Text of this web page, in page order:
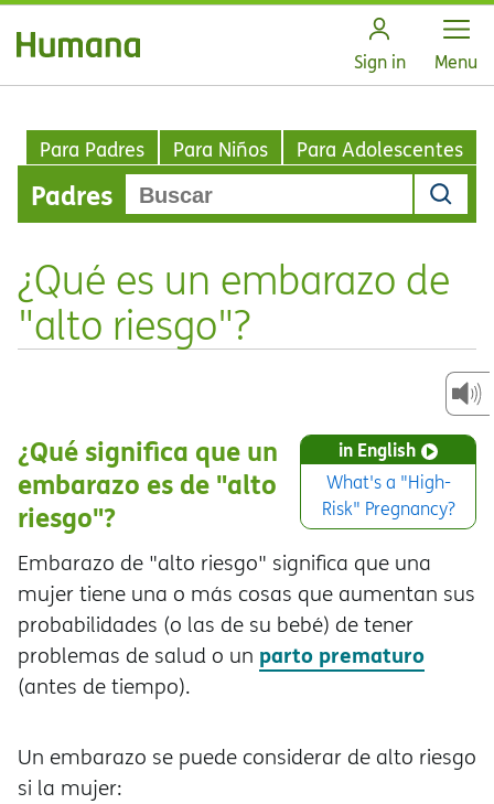
Sign in Open
Menu
Para Padres Para Niños Para Adolescentes
Padres
¿Qué es un embarazo de
"alto riesgo"?
in English
What's a "High-
Risk" Pregnancy?
¿Qué significa que un
embarazo es de "alto
riesgo"?
Embarazo de "alto riesgo" significa que una
mujer tiene una o más cosas que aumentan sus
probabilidades (o las de su bebé) de tener
problemas de salud o un parto prematuro
(antes de tiempo).
Un embarazo se puede considerar de alto riesgo
si la mujer: